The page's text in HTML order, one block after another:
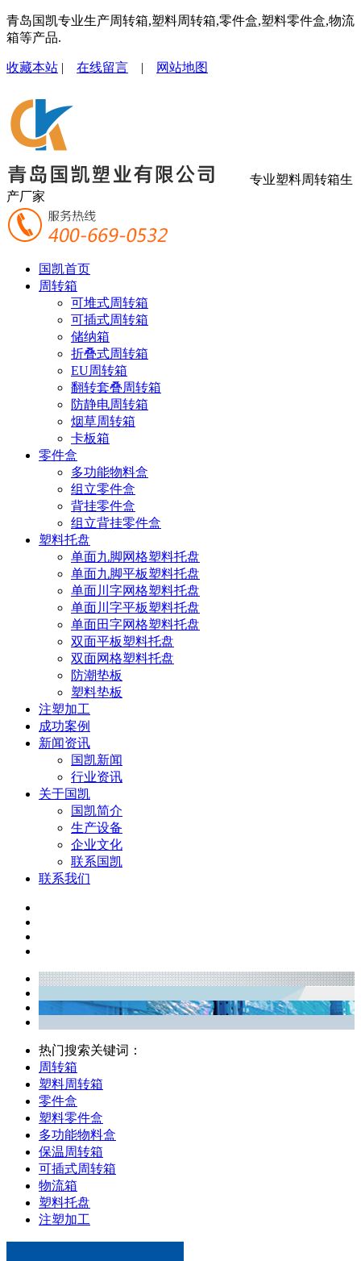
青岛国凯专业生产周转箱,塑料周转箱,零件盒,塑料零件盒,物流
箱等产品.
收藏本站 | 在线留言 | 网站地图
专业塑料周转箱生
产厂家
国凯首页
周转箱
可堆式周转箱
可插式周转箱
储纳箱
折叠式周转箱
EU周转箱
翻转套叠周转箱
防静电周转箱
烟草周转箱
卡板箱
零件盒
多功能物料盒
组立零件盒
背挂零件盒
组立背挂零件盒
塑料托盘
单面九脚网格塑料托盘
单面九脚平板塑料托盘
单面川字网格塑料托盘
单面川字平板塑料托盘
单面田字网格塑料托盘
双面平板塑料托盘
双面网格塑料托盘
防潮垫板
塑料垫板
注塑加工
成功案例
新闻资讯
国凯新闻
行业资讯
关于国凯
国凯简介
生产设备
企业文化
联系国凯
联系我们
热门搜索关键词：
周转箱
塑料周转箱
零件盒
塑料零件盒
多功能物料盒
保温周转箱
可插式周转箱
物流箱
塑料托盘
注塑加工